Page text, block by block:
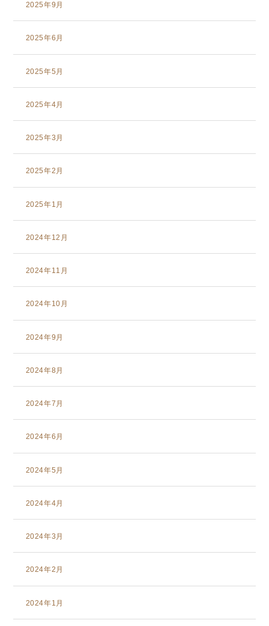
2025年9月
2025年6月
2025年5月
2025年4月
2025年3月
2025年2月
2025年1月
2024年12月
2024年11月
2024年10月
2024年9月
2024年8月
2024年7月
2024年6月
2024年5月
2024年4月
2024年3月
2024年2月
2024年1月